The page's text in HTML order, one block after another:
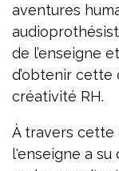
aventures
de l’enseigne
d’obtenir cette
créativité RH.
À travers cette
l'enseigne a